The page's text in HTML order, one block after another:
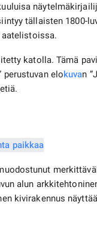
tällaisten 1800-
katolla. Tämä
perustuvan elokuvan
alun
kivirakennus